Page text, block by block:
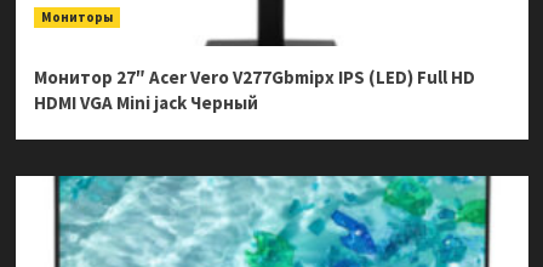
Мониторы
Монитор 27″ Acer Vero V277Gbmipx IPS (LED) Full HD
HDMI VGA Mini jack Черный